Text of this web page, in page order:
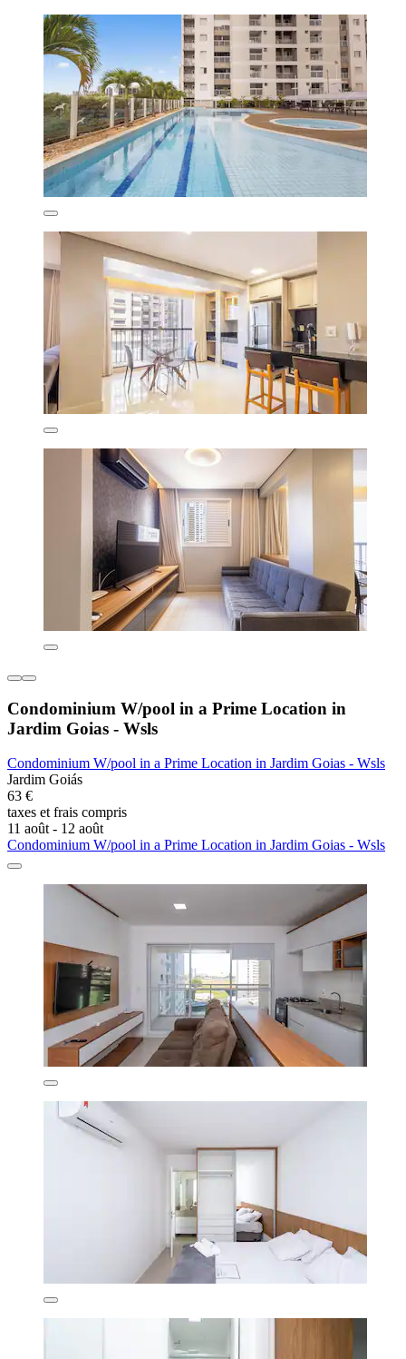
Condominium W/pool in a Prime Location in
Jardim Goias - Wsls
Condominium W/pool in a Prime Location in Jardim Goias - Wsls
Jardim Goiás
63 €
taxes et frais compris
11 août - 12 août
Condominium W/pool in a Prime Location in Jardim Goias - Wsls